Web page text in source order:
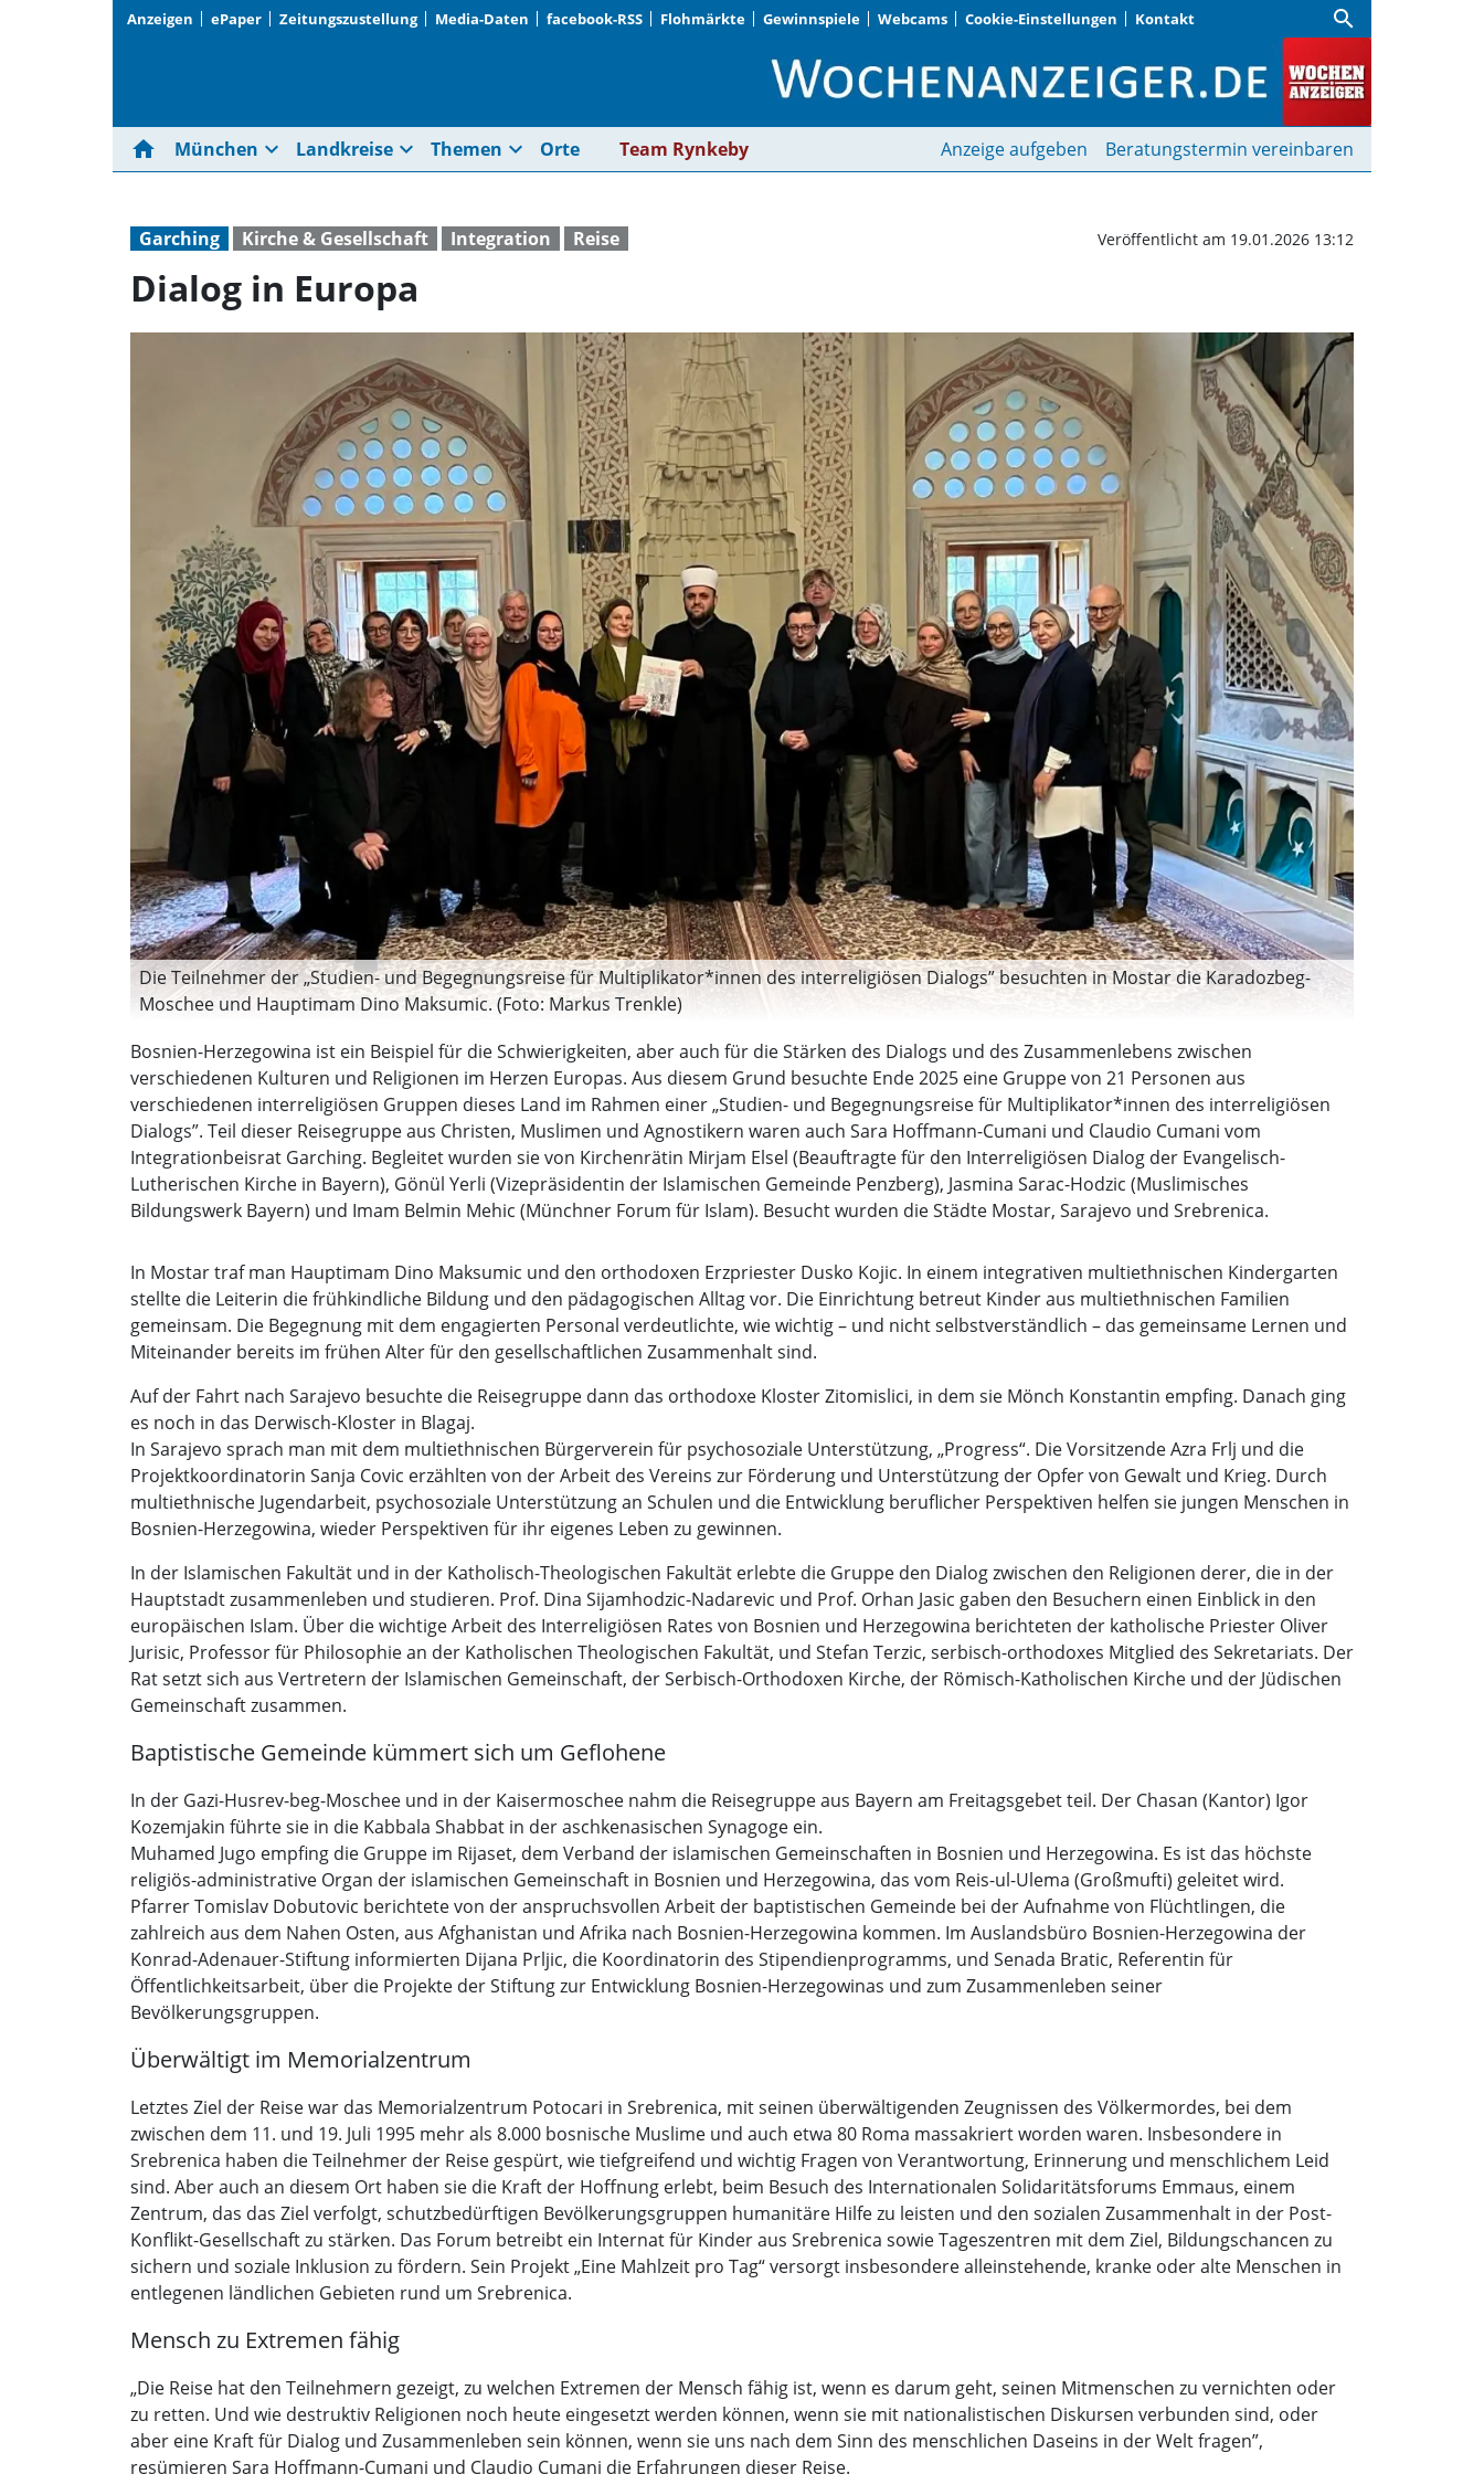
Anzeigen ePaper Zeitungszustellung Media-Daten facebook-RSS Flohmärkte Gewinnspiele Webcams Cookie-Einstellungen Kontakt search
Dialog in Europa | Wochenanzeiger
home München expand_more Landkreise expand_more Themen expand_more Orte Team Rynkeby Anzeige aufgeben Beratungstermin vereinbaren
Garching Kirche & Gesellschaft Integration Reise Veröffentlicht am 19.01.2026 13:12
Dialog in Europa
Die Teilnehmer der „Studien- und Begegnungsreise für Multiplikator*innen des interreligiösen Dialogs” besuchten in Mostar die Karadozbeg-
Moschee und Hauptimam Dino Maksumic. (Foto: Markus Trenkle)
Bosnien-Herzegowina ist ein Beispiel für die Schwierigkeiten, aber auch für die Stärken des Dialogs und des Zusammenlebens zwischen
verschiedenen Kulturen und Religionen im Herzen Europas. Aus diesem Grund besuchte Ende 2025 eine Gruppe von 21 Personen aus
verschiedenen interreligiösen Gruppen dieses Land im Rahmen einer „Studien- und Begegnungsreise für Multiplikator*innen des interreligiösen
Dialogs”. Teil dieser Reisegruppe aus Christen, Muslimen und Agnostikern waren auch Sara Hoffmann-Cumani und Claudio Cumani vom
Integrationbeisrat Garching. Begleitet wurden sie von Kirchenrätin Mirjam Elsel (Beauftragte für den Interreligiösen Dialog der Evangelisch-
Lutherischen Kirche in Bayern), Gönül Yerli (Vizepräsidentin der Islamischen Gemeinde Penzberg), Jasmina Sarac-Hodzic (Muslimisches
Bildungswerk Bayern) und Imam Belmin Mehic (Münchner Forum für Islam). Besucht wurden die Städte Mostar, Sarajevo und Srebrenica.
In Mostar traf man Hauptimam Dino Maksumic und den orthodoxen Erzpriester Dusko Kojic. In einem integrativen multiethnischen Kindergarten
stellte die Leiterin die frühkindliche Bildung und den pädagogischen Alltag vor. Die Einrichtung betreut Kinder aus multiethnischen Familien
gemeinsam. Die Begegnung mit dem engagierten Personal verdeutlichte, wie wichtig – und nicht selbstverständlich – das gemeinsame Lernen und
Miteinander bereits im frühen Alter für den gesellschaftlichen Zusammenhalt sind.
Auf der Fahrt nach Sarajevo besuchte die Reisegruppe dann das orthodoxe Kloster Zitomislici, in dem sie Mönch Konstantin empfing. Danach ging
es noch in das Derwisch-Kloster in Blagaj.
In Sarajevo sprach man mit dem multiethnischen Bürgerverein für psychosoziale Unterstützung, „Progress“. Die Vorsitzende Azra Frlj und die
Projektkoordinatorin Sanja Covic erzählten von der Arbeit des Vereins zur Förderung und Unterstützung der Opfer von Gewalt und Krieg. Durch
multiethnische Jugendarbeit, psychosoziale Unterstützung an Schulen und die Entwicklung beruflicher Perspektiven helfen sie jungen Menschen in
Bosnien-Herzegowina, wieder Perspektiven für ihr eigenes Leben zu gewinnen.
In der Islamischen Fakultät und in der Katholisch-Theologischen Fakultät erlebte die Gruppe den Dialog zwischen den Religionen derer, die in der
Hauptstadt zusammenleben und studieren. Prof. Dina Sijamhodzic-Nadarevic und Prof. Orhan Jasic gaben den Besuchern einen Einblick in den
europäischen Islam. Über die wichtige Arbeit des Interreligiösen Rates von Bosnien und Herzegowina berichteten der katholische Priester Oliver
Jurisic, Professor für Philosophie an der Katholischen Theologischen Fakultät, und Stefan Terzic, serbisch-orthodoxes Mitglied des Sekretariats. Der
Rat setzt sich aus Vertretern der Islamischen Gemeinschaft, der Serbisch-Orthodoxen Kirche, der Römisch-Katholischen Kirche und der Jüdischen
Gemeinschaft zusammen.
Baptistische Gemeinde kümmert sich um Geflohene
In der Gazi-Husrev-beg-Moschee und in der Kaisermoschee nahm die Reisegruppe aus Bayern am Freitagsgebet teil. Der Chasan (Kantor) Igor
Kozemjakin führte sie in die Kabbala Shabbat in der aschkenasischen Synagoge ein.
Muhamed Jugo empfing die Gruppe im Rijaset, dem Verband der islamischen Gemeinschaften in Bosnien und Herzegowina. Es ist das höchste
religiös-administrative Organ der islamischen Gemeinschaft in Bosnien und Herzegowina, das vom Reis-ul-Ulema (Großmufti) geleitet wird.
Pfarrer Tomislav Dobutovic berichtete von der anspruchsvollen Arbeit der baptistischen Gemeinde bei der Aufnahme von Flüchtlingen, die
zahlreich aus dem Nahen Osten, aus Afghanistan und Afrika nach Bosnien-Herzegowina kommen. Im Auslandsbüro Bosnien-Herzegowina der
Konrad-Adenauer-Stiftung informierten Dijana Prljic, die Koordinatorin des Stipendienprogramms, und Senada Bratic, Referentin für
Öffentlichkeitsarbeit, über die Projekte der Stiftung zur Entwicklung Bosnien-Herzegowinas und zum Zusammenleben seiner
Bevölkerungsgruppen.
Überwältigt im Memorialzentrum
Letztes Ziel der Reise war das Memorialzentrum Potocari in Srebrenica, mit seinen überwältigenden Zeugnissen des Völkermordes, bei dem
zwischen dem 11. und 19. Juli 1995 mehr als 8.000 bosnische Muslime und auch etwa 80 Roma massakriert worden waren. Insbesondere in
Srebrenica haben die Teilnehmer der Reise gespürt, wie tiefgreifend und wichtig Fragen von Verantwortung, Erinnerung und menschlichem Leid
sind. Aber auch an diesem Ort haben sie die Kraft der Hoffnung erlebt, beim Besuch des Internationalen Solidaritätsforums Emmaus, einem
Zentrum, das das Ziel verfolgt, schutzbedürftigen Bevölkerungsgruppen humanitäre Hilfe zu leisten und den sozialen Zusammenhalt in der Post-
Konflikt-Gesellschaft zu stärken. Das Forum betreibt ein Internat für Kinder aus Srebrenica sowie Tageszentren mit dem Ziel, Bildungschancen zu
sichern und soziale Inklusion zu fördern. Sein Projekt „Eine Mahlzeit pro Tag“ versorgt insbesondere alleinstehende, kranke oder alte Menschen in
entlegenen ländlichen Gebieten rund um Srebrenica.
Mensch zu Extremen fähig
„Die Reise hat den Teilnehmern gezeigt, zu welchen Extremen der Mensch fähig ist, wenn es darum geht, seinen Mitmenschen zu vernichten oder
zu retten. Und wie destruktiv Religionen noch heute eingesetzt werden können, wenn sie mit nationalistischen Diskursen verbunden sind, oder
aber eine Kraft für Dialog und Zusammenleben sein können, wenn sie uns nach dem Sinn des menschlichen Daseins in der Welt fragen”,
resümieren Sara Hoffmann-Cumani und Claudio Cumani die Erfahrungen dieser Reise.